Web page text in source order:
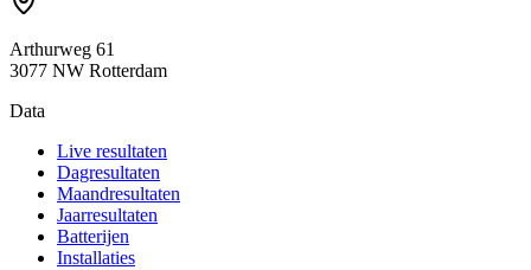
Arthurweg 61
3077 NW Rotterdam
Data
Live resultaten
Dagresultaten
Maandresultaten
Jaarresultaten
Batterijen
Installaties